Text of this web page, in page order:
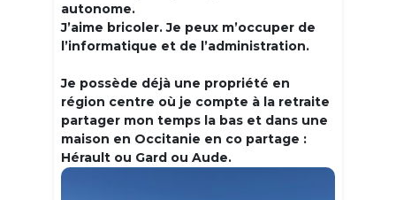
autonome.
J’aime bricoler. Je peux m’occuper de
l’informatique et de l’administration.
Je possède déjà une propriété en
région centre où je compte à la retraite
partager mon temps la bas et dans une
maison en Occitanie en co partage :
Hérault ou Gard ou Aude.